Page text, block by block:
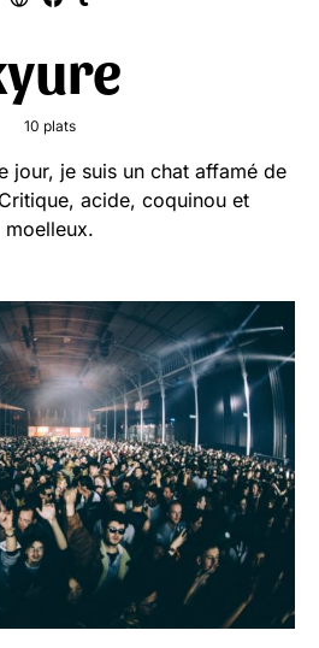
10 plats
jour, je suis un chat affamé de
acide, coquinou et
moelleux.